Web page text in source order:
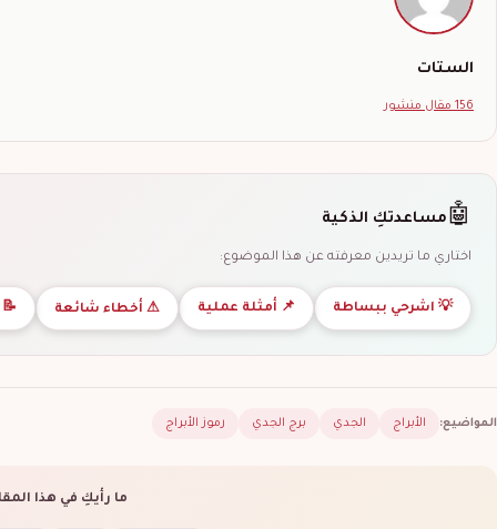
الستات
156 مقال منشور
🤖 مساعدتكِ الذكية
اختاري ما تريدين معرفته عن هذا الموضوع:
💡 اشرحي ببساطة 📌 أمثلة عملية ⚠ أخطاء شائعة
المواضيع: الأبراج الجدي برج الجدي رموز الأبراج
ما رأيكِ في هذا